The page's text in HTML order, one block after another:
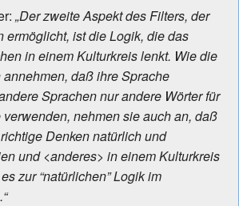
„Der zweite Aspekt des Filters, der
ermöglicht, ist die Logik, die das
in einem Kulturkreis lenkt. Wie die
daß ihre Sprache
Sprachen nur andere Wörter für
nehmen sie auch an, daß
Denken natürlich und
und <anderes> in einem Kulturkreis
zur “natürlichen” Logik im